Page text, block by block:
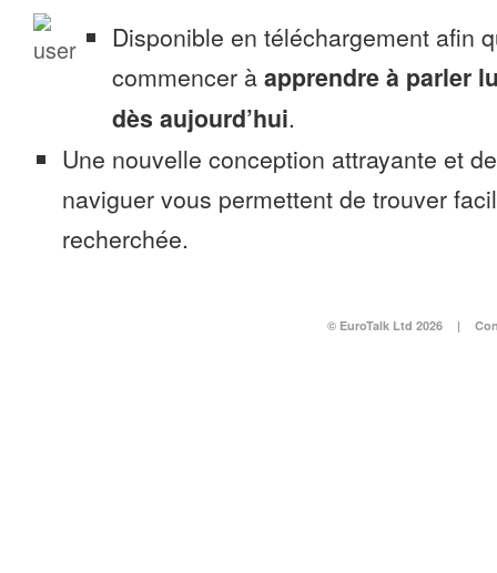
Disponible en téléchargement afin
commencer à apprendre à parler
dès aujourd’hui.
Une nouvelle conception attrayante et
naviguer vous permettent de trouver
recherchée.
© EuroTalk Ltd 2026 |